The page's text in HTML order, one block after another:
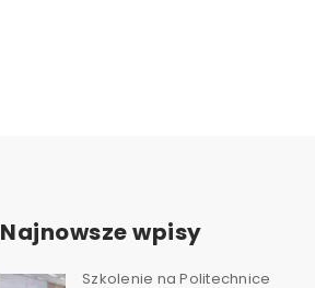
Najnowsze wpisy
Szkolenie na Politechnice